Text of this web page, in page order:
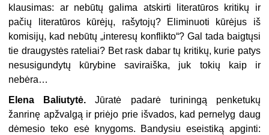
klausimas: ar nebūtų galima atskirti literatūros kritikų ir
pačių literatūros kūrėjų, rašytojų? Eliminuoti kūrėjus iš
komisijų, kad nebūtų „interesų konflikto“? Gal tada baigtųsi
tie draugystės rateliai? Bet rask dabar tų kritikų, kurie patys
nesusigundytų kūrybine saviraiška, juk tokių kaip ir
nebėra…
Elena Baliutytė. Jūratė padarė turiningą penketukų
žanrinę apžvalgą ir priėjo prie išvados, kad pernelyg daug
dėmesio teko esė knygoms. Bandysiu eseistiką apginti: